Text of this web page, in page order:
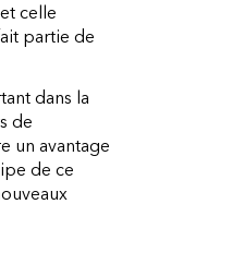
celle
partie de
dans la
de
un avantage
de ce